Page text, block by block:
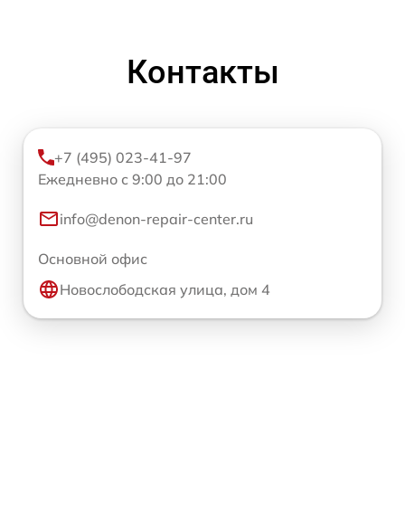
Контакты
+7 (495) 023-41-97
Ежедневно с 9:00 до 21:00
info@denon-repair-center.ru
Основной офис
Новослободская улица, дом 4